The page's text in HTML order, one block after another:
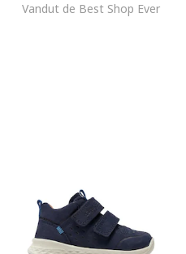
Vandut de Best Shop Ever